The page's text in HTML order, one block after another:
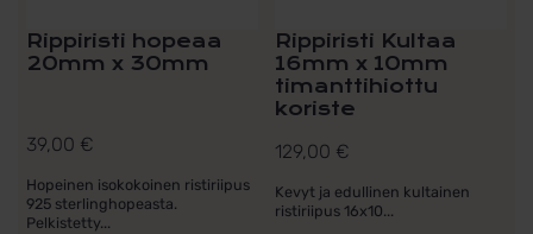
Rippiristi hopeaa
20mm x 30mm
39,00 €
Hopeinen isokokoinen ristiriipus
925 sterlinghopeasta.
Pelkistetty...
Rippiristi Kultaa
16mm x 10mm
timanttihiottu
koriste
129,00 €
Kevyt ja edullinen kultainen
ristiriipus 16x10...